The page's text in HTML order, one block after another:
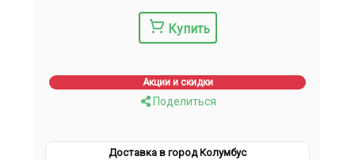
Купить
Акции и скидки
Поделиться
Доставка в город Колумбус